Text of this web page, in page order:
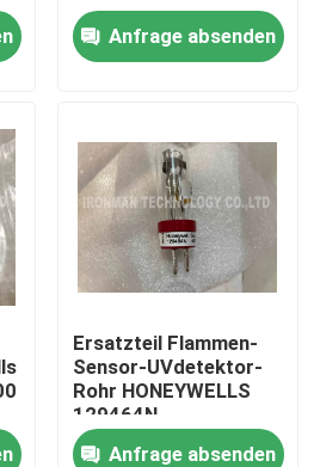
Anfrage absenden
Ersatzteil Flammen-
Sensor-UVdetektor-
Rohr HONEYWELLS
129464N
Anfrage absenden